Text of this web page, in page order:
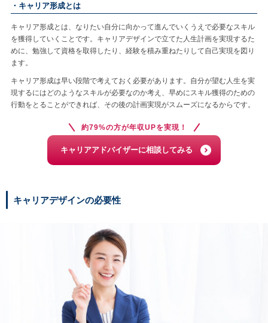
・キャリア形成とは
キャリア形成とは、なりたい自分に向かって進んでいくうえで必要なスキル
を獲得していくことです。キャリアデザインで立てた人生計画を実現するた
めに、勉強して資格を取得したり、経験を積み重ねたりして自己実現を図り
ます。
キャリア形成は早い段階で考えておく必要があります。自分が望む人生を実
現するにはどのようなスキルが必要なのか考え、早めにスキル獲得のための
行動をとることができれば、その後の計画実現がスムーズになるからです。
約79%の方が年収UPを実現！
キャリアアドバイザーに相談してみる
キャリアデザインの必要性